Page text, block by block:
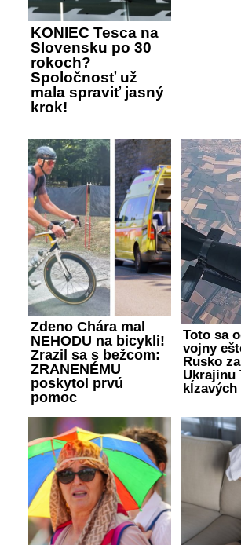
KONIEC Tesca na
Slovensku po 30
rokoch?
Spoločnosť už
mala spraviť jasný
krok!
Zdeno Chára mal
NEHODU na bicykli!
Zrazil sa s bežcom:
ZRANENÉMU
poskytol prvú
pomoc
Toto sa
vojny
Rusko
Ukrajinu
kĺzavých